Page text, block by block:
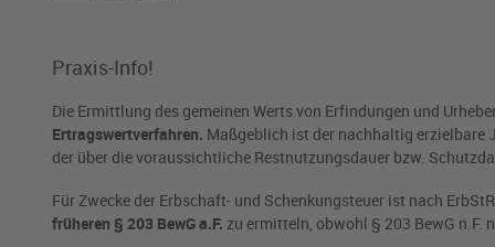
Praxis-Info!
Die Ermittlung des gemeinen Werts von Erfindungen und
Ertragswertverfahren. Maßgeblich ist der nachhaltig erzielbare
der über die voraussichtliche Restnutzungsdauer bzw.
Für Zwecke der Erbschaft- und Schenkungsteuer ist nach
früheren § 203 BewG a.F. zu ermitteln, obwohl § 203 BewG